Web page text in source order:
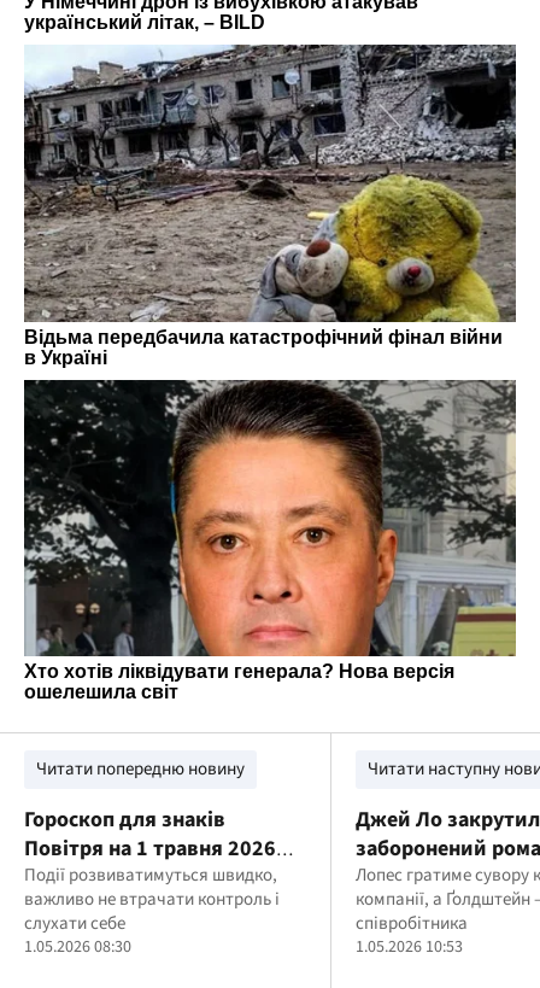
Читати попередню новину
Гороскоп для знаків
Повітря на 1 травня 2026
року
Події розвиватимуться швидко,
важливо не втрачати контроль і
слухати себе
1.05.2026 08:30
Читати наступну
Джей Ло
заборонений
відомим актором
Лопес гратиме сувору
компанії, а Ґолдштейн
співробітника
1.05.2026 10:53